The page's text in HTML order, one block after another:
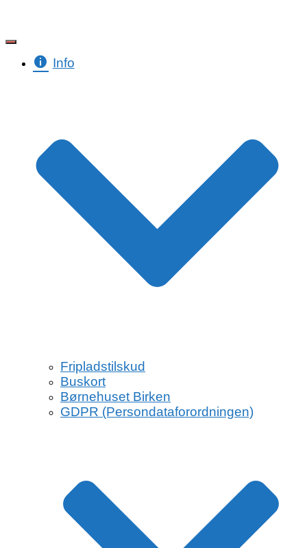
Toggle Navigation
Info
Fripladstilskud
Buskort
Børnehuset Birken
GDPR (Persondataforordningen)